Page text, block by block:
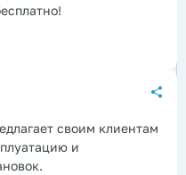
своим клиентам
и